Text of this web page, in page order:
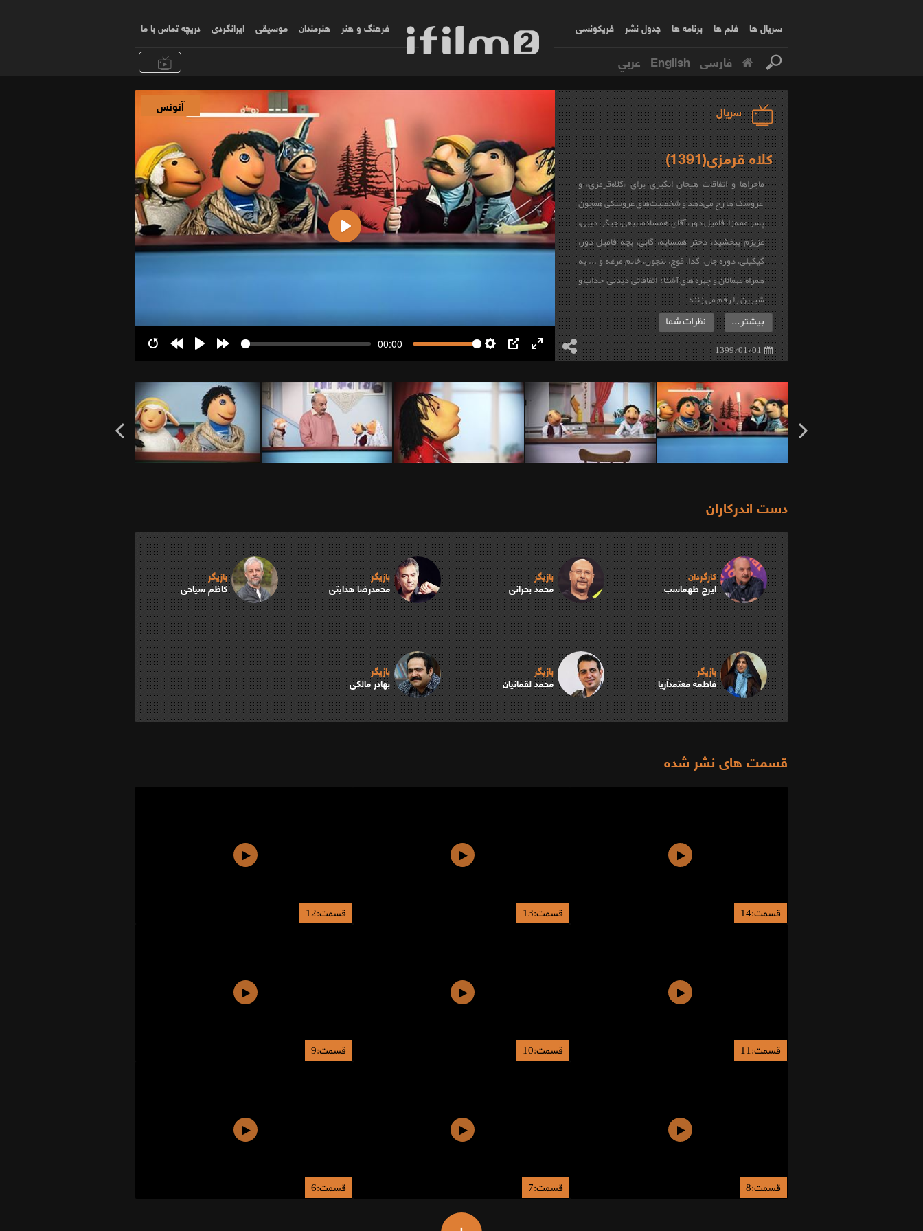
سریال ها فلم ها برنامه ها جدول نشر فریکونسی فرهنگ و هنر هنرمندان موسیقی ایرانگردی دریچه تماس با ما
فارسی English عربي
سریال
کلاه قرمزی(1391)
ماجراها و اتفاقات هیجان انگیزی برای «کلاه‌قرمزی» و
عروسک ها رخ می‌دهد و شخصیت‌های عروسکی همچون
پسر عمه‌زا، فامیل دور، آقای همساده، ببعی، جیگر، دیبی،
عزیزم ببخشید، دختر همسایه، گابی، بچه فامیل دور،
گیگیلی، دوره جان، گدا، قوچ، ننجون، خانم مرغه و ... به
همراه مهمانان و چهره های آشنا؛ اتفاقاتی دیدنی، جذاب و
شیرین را رقم می زنند.
1399/01/01
بیشتر... نظرات شما
00:00
Enter
fullscreen
Play
آنونس
دست اندرکاران
کارگردان
ایرج طهماسب
بازیگر
محمد بحرانی
بازیگر
محمدرضا هدایتی
بازیگر
کاظم سیاحی
بازیگر
فاطمه معتمدآریا
بازیگر
محمد لقمانیان
بازیگر
بهادر مالکی
قسمت های نشر شده
قسمت:14 قسمت:13 قسمت:12
قسمت:11 قسمت:10 قسمت:9
قسمت:8 قسمت:7 قسمت:6